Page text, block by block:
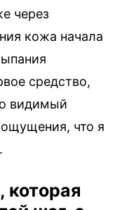
через
кожа начала
средство,
видимый
что я
которая